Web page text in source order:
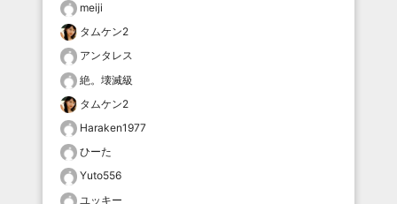
meiji
タムケン2
アンタレス
絶。壊滅級
タムケン2
Haraken1977
ひーた
Yuto556
ユッキー